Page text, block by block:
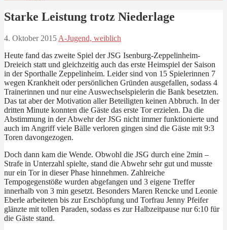
Starke Leistung trotz Niederlage
4. Oktober 2015 A-Jugend, weiblich
Heute fand das zweite Spiel der JSG Isenburg-Zeppelinheim-
Dreieich statt und gleichzeitig auch das erste Heimspiel der Saison
in der Sporthalle Zeppelinheim. Leider sind von 15 Spielerinnen 7
wegen Krankheit oder persönlichen Gründen ausgefallen, sodass 4
Trainerinnen und nur eine Auswechselspielerin die Bank besetzten.
Das tat aber der Motivation aller Beteiligten keinen Abbruch. In der
dritten Minute konnten die Gäste das erste Tor erzielen. Da die
Abstimmung in der Abwehr der JSG nicht immer funktionierte und
auch im Angriff viele Bälle verloren gingen sind die Gäste mit 9:3
Toren davongezogen.
Doch dann kam die Wende. Obwohl die JSG durch eine 2min –
Strafe in Unterzahl spielte, stand die Abwehr sehr gut und musste
nur ein Tor in dieser Phase hinnehmen. Zahlreiche
Tempogegenstöße wurden abgefangen und 3 eigene Treffer
innerhalb von 3 min gesetzt. Besonders Maren Rencke und Leonie
Eberle arbeiteten bis zur Erschöpfung und Torfrau Jenny Pfeifer
glänzte mit tollen Paraden, sodass es zur Halbzeitpause nur 6:10 für
die Gäste stand.